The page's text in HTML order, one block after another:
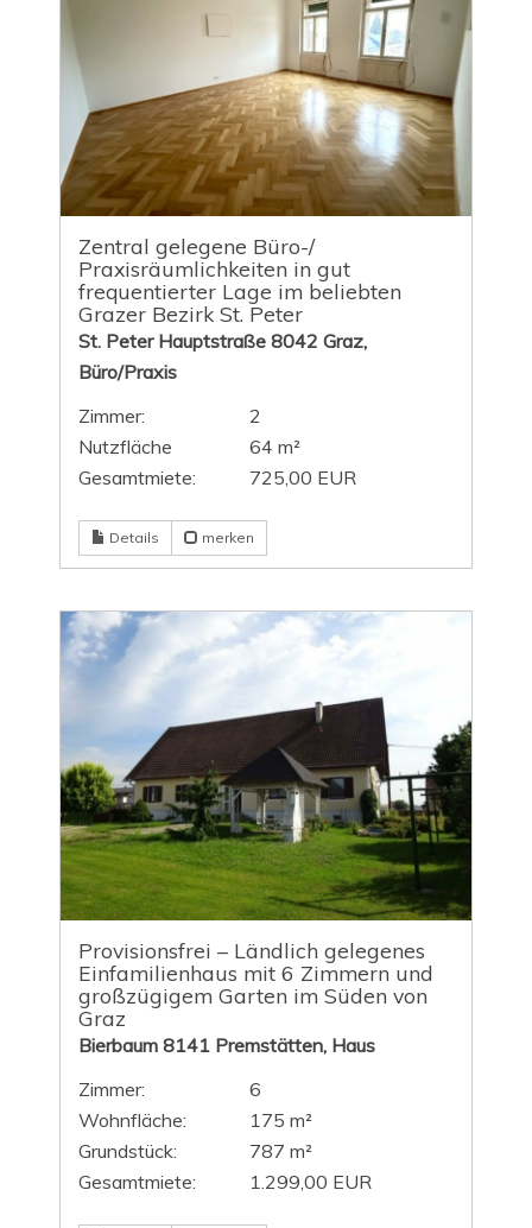
Zentral gelegene Büro-/
Praxisräumlichkeiten in gut
frequentierter Lage im beliebten
Grazer Bezirk St. Peter
St. Peter Hauptstraße 8042 Graz,
Büro/Praxis
Zimmer:
2
Nutzfläche
64 m²
Gesamtmiete:
725,00 EUR
Details merken
Provisionsfrei – Ländlich gelegenes
Einfamilienhaus mit 6 Zimmern und
großzügigem Garten im Süden von
Graz
Bierbaum 8141 Premstätten, Haus
Zimmer:
6
Wohnfläche:
175 m²
Grundstück:
787 m²
Gesamtmiete:
1.299,00 EUR